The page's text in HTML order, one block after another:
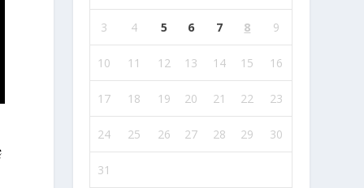
3 4 5 6 7 8 9
10 11 12 13 14 15 16
17 18 19 20 21 22 23
24 25 26 27 28 29 30
31